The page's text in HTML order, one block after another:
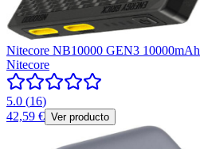
Nitecore NB10000 GEN3 10000mAh
Nitecore
5.0 (16)
42,59 € Ver producto